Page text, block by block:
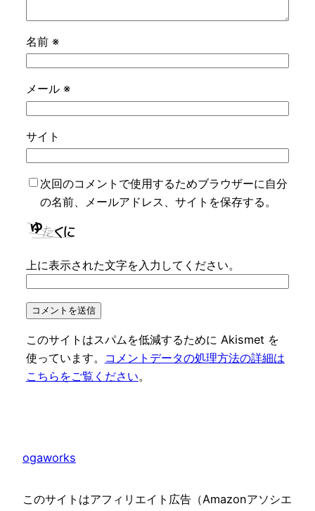
名前 ※
メール ※
サイト
次回のコメントで使用するためブラウザーに自分
の名前、メールアドレス、サイトを保存する。
上に表示された文字を入力してください。
このサイトはスパムを低減するために Akismet を
使っています。
コメントデータの処理方法の詳細は
こちらをご覧ください。
ogaworks
このサイトはアフィリエイト広告（Amazonアソシエ